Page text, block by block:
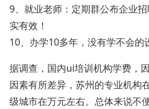
9、就业老师：定期群公布企业
实有效！
10、办学10多年，没有学不会的
据调查，国内ui培训机构学费，
因素有所差异，苏州的专业机构
级城市在万元左右。总体来说不